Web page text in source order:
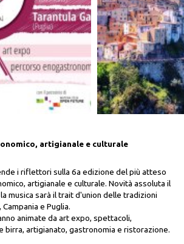
artigianale e culturale
i riflettori sulla 6a edizione del più atteso
artigianale e culturale. Novità assoluta il
musica sarà il trait d'union delle tradizioni
e Puglia.
animate da art expo, spettacoli,
birra, artigianato, gastronomia e ristorazione.